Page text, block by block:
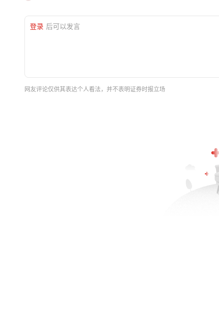
登录 后可以发言
网友评论仅供其表达个人看法，并不表明证券时报立场